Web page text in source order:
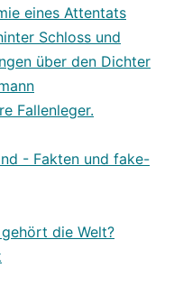
eines Attentats
Schloss und
über den Dichter
Fallenleger.
- Fakten und fake-
die Welt?